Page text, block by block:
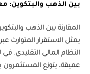
بين الذهب والبتكوين:
المقارنة بين الذهب
يمثل الاستقرار المتوارث
النظام المالي التقليدي.
عميقة، يتوزع المستثمرون